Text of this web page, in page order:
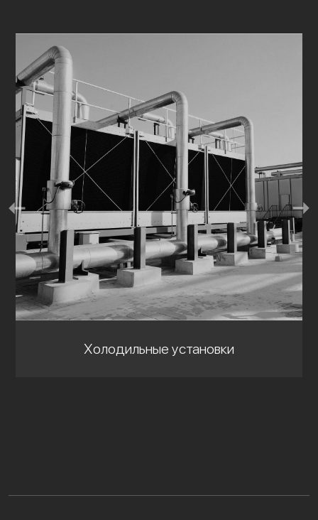
Холодильные установки